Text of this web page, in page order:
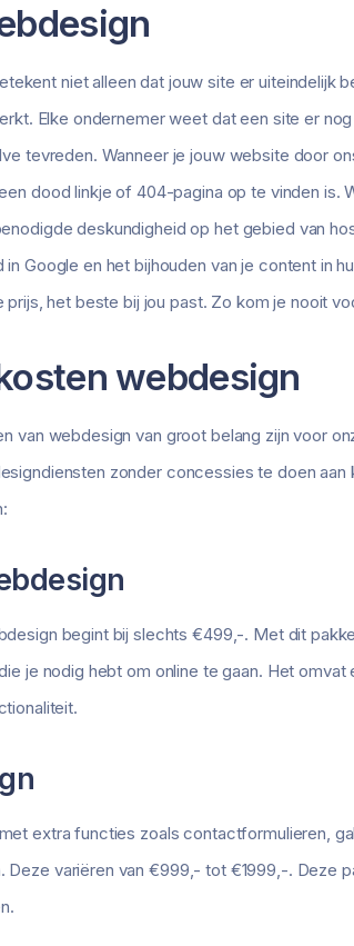
niet alleen dat jouw site er uiteindelijk
Elke ondernemer weet dat een site er
tevreden. Wanneer je jouw website door
dood linkje of 404-pagina op te vinden is.
deskundigheid op het gebied van
Google en het bijhouden van je content in
het beste bij jou past. Zo kom je nooit
webdesign
van webdesign van groot belang zijn voor
zonder concessies te doen aan
begint bij slechts €499,-. Met dit
je nodig hebt om online te gaan. Het
extra functies zoals contactformulieren,
variëren van €999,- tot €1999,-. Deze